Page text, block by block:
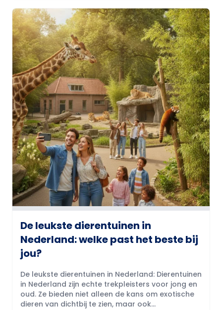
De leukste dierentuinen in
Nederland: welke past het beste bij
jou?
De leukste dierentuinen in Nederland: Dierentuinen
in Nederland zijn echte trekpleisters voor jong en
oud. Ze bieden niet alleen de kans om exotische
dieren van dichtbij te zien, maar ook...